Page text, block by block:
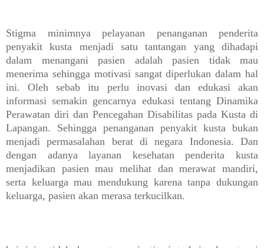
Stigma minimnya pelayanan penanganan penderita
penyakit kusta menjadi satu tantangan yang dihadapi
dalam menangani pasien adalah pasien tidak mau
menerima sehingga motivasi sangat diperlukan dalam hal
ini. Oleh sebab itu perlu inovasi dan edukasi akan
informasi semakin gencarnya edukasi tentang Dinamika
Perawatan diri dan Pencegahan Disabilitas pada Kusta di
Lapangan. Sehingga penanganan penyakit kusta bukan
menjadi permasalahan berat di negara Indonesia. Dan
dengan adanya layanan kesehatan penderita kusta
menjadikan pasien mau melihat dan merawat mandiri,
serta keluarga mau mendukung karena tanpa dukungan
keluarga, pasien akan merasa terkucilkan.